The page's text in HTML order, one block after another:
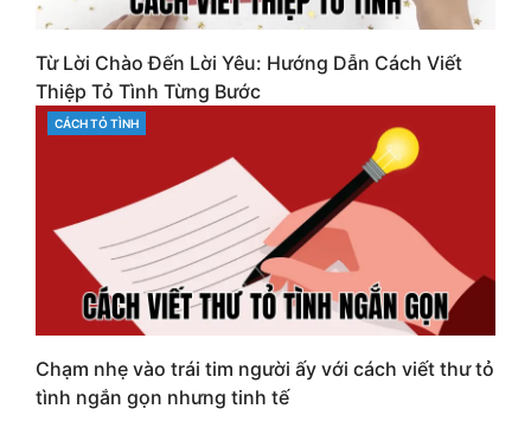
Từ Lời Chào Đến Lời Yêu: Hướng Dẫn Cách Viết
Thiệp Tỏ Tình Từng Bước
CATEGORIES
CÁCH TỎ TÌNH
Chạm nhẹ vào trái tim người ấy với cách viết thư tỏ
tình ngắn gọn nhưng tinh tế